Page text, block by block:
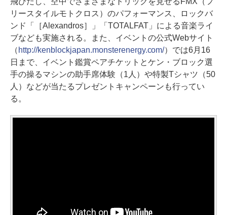
リースタイルモトクロス）のパフォーマンス、ロックバ
ンド「［Alexandros］」「TOTALFAT」による音楽ライ
ブなども実施される。また、イベントの公式Webサイト
（ http://kenblockjapan.monsterenergy.com/）では6月16
日まで、イベント鑑賞ペアチケットとケン・ブロック選
手の操るマシンの助手席体験（1人）や特製Tシャツ（50
人）などが当たるプレゼントキャンペーンも行ってい
る。